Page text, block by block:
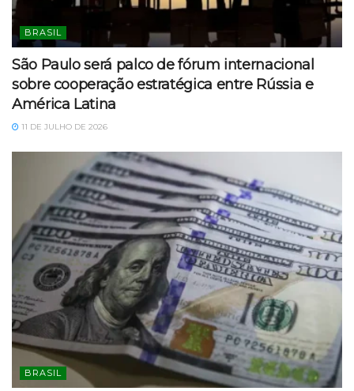
BRASIL
São Paulo será palco de fórum internacional
sobre cooperação estratégica entre Rússia e
América Latina
11 DE JULHO DE 2026
BRASIL